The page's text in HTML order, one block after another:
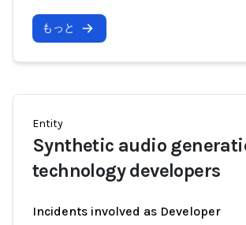
もっと
Entity
Synthetic audio
technology developers
Incidents involved as Developer